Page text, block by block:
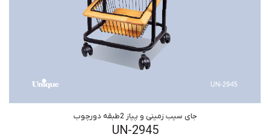
جای سیب زمینی و پیاز 2طبقه دورچوب
UN-2945